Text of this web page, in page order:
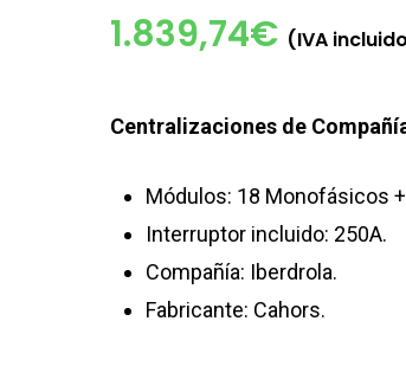
1.839,74€ (IVA
Centralizaciones de
Módulos: 18 Monofásicos
Interruptor incluido: 250A.
Compañía: Iberdrola.
Fabricante: Cahors.